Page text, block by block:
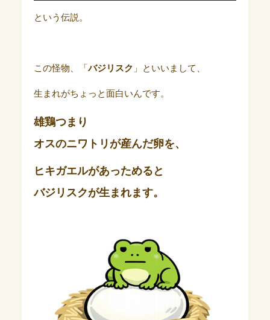
という伝説。
この怪物、「バジリスク 」といいまして、
生まれがちょっと面白いんです。
雄鶏つまり
オスのニワトリ が産んだ卵を、
ヒキガエルがあっためると
バジリスクが生まれます。